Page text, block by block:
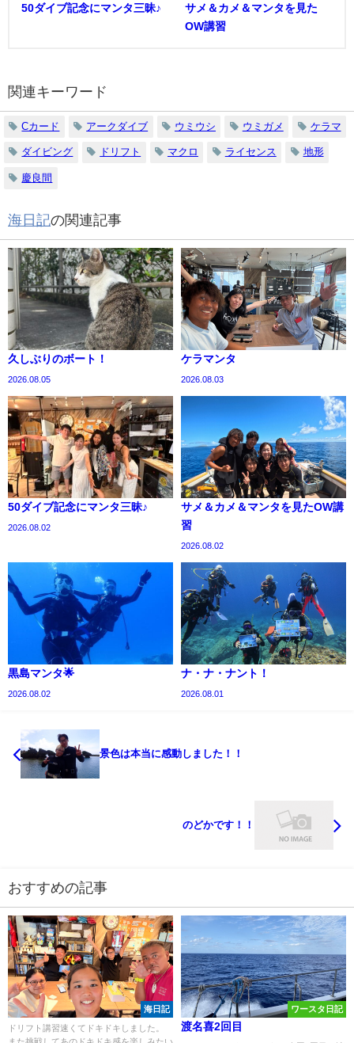
50ダイブ記念にマンタ三昧♪
サメ＆カメ＆マンタを見た
OW講習
関連キーワード
Cカード アークダイブ ウミウシ ウミガメ ケラマ
ダイビング ドリフト マクロ ライセンス 地形
慶良間
海日記の関連記事
久しぶりのボート！
2026.08.05
ケラマンタ
2026.08.03
50ダイブ記念にマンタ三昧♪
2026.08.02
サメ＆カメ＆マンタを見たOW講
習
2026.08.02
黒島マンタ🌟
2026.08.02
ナ・ナ・ナント！
2026.08.01
景色は本当に感動しました！！
のどかです！！
おすすめの記事
海日記
ドリフト講習速くてドキドキしました。
ワースタ日記
渡名喜2回目